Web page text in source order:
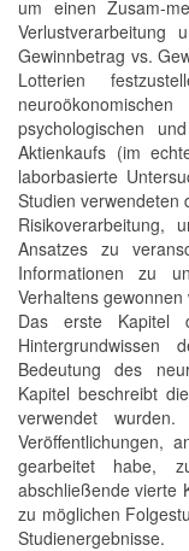
um einen Zusam-
Verlustverarbeitung
Gewinnbetrag vs.
Lotterien
psychologischen
Aktienkaufs (im
laborbasierte
Studien verwendeten
Risikoverarbeitung,
Ansatzes zu
Informationen zu
Verhaltens gewonnen
Das erste Kapitel
Bedeutung des
Kapitel beschreibt
verwendet
Veröffentlichungen,
gearbeitet habe,
abschließende vierte
zu möglichen
Studienergebnisse.